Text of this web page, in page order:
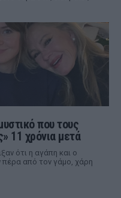
που τους
11 χρόνια μετά
ότι η αγάπη και ο
από τον γάμο, χάρη